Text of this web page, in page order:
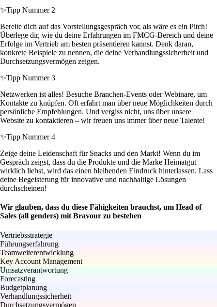
✨Tipp Nummer 2
Bereite dich auf das Vorstellungsgespräch vor, als wäre es ein Pitch!
Überlege dir, wie du deine Erfahrungen im FMCG-Bereich und deine
Erfolge im Vertrieb am besten präsentieren kannst. Denk daran,
konkrete Beispiele zu nennen, die deine Verhandlungssicherheit und
Durchsetzungsvermögen zeigen.
✨Tipp Nummer 3
Netzwerken ist alles! Besuche Branchen-Events oder Webinare, um
Kontakte zu knüpfen. Oft erfährt man über neue Möglichkeiten durch
persönliche Empfehlungen. Und vergiss nicht, uns über unsere
Website zu kontaktieren – wir freuen uns immer über neue Talente!
✨Tipp Nummer 4
Zeige deine Leidenschaft für Snacks und den Markt! Wenn du im
Gespräch zeigst, dass du die Produkte und die Marke Heimatgut
wirklich liebst, wird das einen bleibenden Eindruck hinterlassen. Lass
deine Begeisterung für innovative und nachhaltige Lösungen
durchscheinen!
Wir glauben, dass du diese Fähigkeiten brauchst, um Head of
Sales (all genders) mit Bravour zu bestehen
Vertriebsstrategie
Führungserfahrung
Teamweiterentwicklung
Key Account Management
Umsatzverantwortung
Forecasting
Budgetplanung
Verhandlungssicherheit
Durchsetzungsvermögen